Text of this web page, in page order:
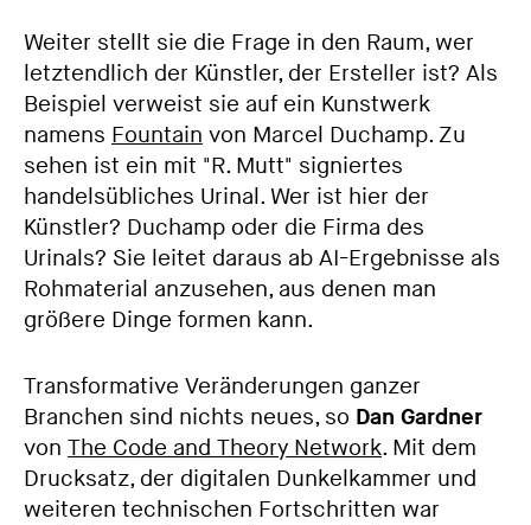
Weiter stellt sie die Frage in den Raum, wer
letztendlich der Künstler, der Ersteller ist? Als
Beispiel verweist sie auf ein Kunstwerk
namens Fountain von Marcel Duchamp. Zu
sehen ist ein mit "R. Mutt" signiertes
handelsübliches Urinal. Wer ist hier der
Künstler? Duchamp oder die Firma des
Urinals? Sie leitet daraus ab AI-Ergebnisse als
Rohmaterial anzusehen, aus denen man
größere Dinge formen kann.
Transformative Veränderungen ganzer
Branchen sind nichts neues, so Dan Gardner
von The Code and Theory Network. Mit dem
Drucksatz, der digitalen Dunkelkammer und
weiteren technischen Fortschritten war